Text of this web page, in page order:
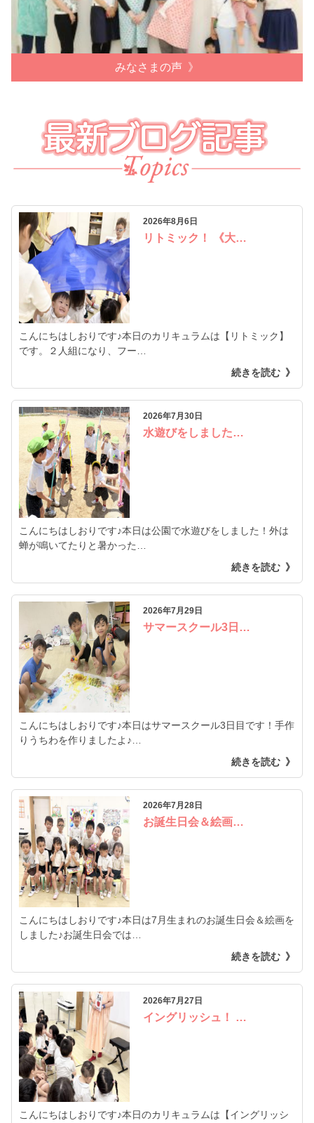
みなさまの声
2026年8月6日
リトミック！ 《大…
こんにちはしおりです♪本日のカリキュラムは【リトミック】
です。２人組になり、フー…
続きを読む
2026年7月30日
水遊びをしました…
こんにちはしおりです♪本日は公園で水遊びをしました！外は
蝉が鳴いてたりと暑かった…
続きを読む
2026年7月29日
サマースクール3日…
こんにちはしおりです♪本日はサマースクール3日目です！手作
りうちわを作りましたよ♪…
続きを読む
2026年7月28日
お誕生日会＆絵画…
こんにちはしおりです♪本日は7月生まれのお誕生日会＆絵画を
しました♪お誕生日会では…
続きを読む
2026年7月27日
イングリッシュ！ …
こんにちはしおりです♪本日のカリキュラムは【イングリッシ